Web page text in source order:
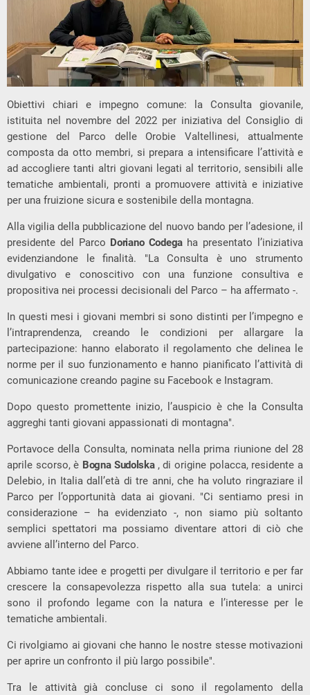
Obiettivi chiari e impegno comune: la Consulta giovanile,
istituita nel novembre del 2022 per iniziativa del Consiglio di
gestione del Parco delle Orobie Valtellinesi, attualmente
composta da otto membri, si prepara a intensificare l’attività e
ad accogliere tanti altri giovani legati al territorio, sensibili alle
tematiche ambientali, pronti a promuovere attività e iniziative
per una fruizione sicura e sostenibile della montagna.
Alla vigilia della pubblicazione del nuovo bando per l’adesione, il
presidente del Parco Doriano Codega ha presentato l’iniziativa
evidenziandone le finalità. "La Consulta è uno strumento
divulgativo e conoscitivo con una funzione consultiva e
propositiva nei processi decisionali del Parco – ha affermato -.
In questi mesi i giovani membri si sono distinti per l’impegno e
l’intraprendenza, creando le condizioni per allargare la
partecipazione: hanno elaborato il regolamento che delinea le
norme per il suo funzionamento e hanno pianificato l’attività di
comunicazione creando pagine su Facebook e Instagram.
Dopo questo promettente inizio, l’auspicio è che la Consulta
aggreghi tanti giovani appassionati di montagna".
Portavoce della Consulta, nominata nella prima riunione del 28
aprile scorso, è Bogna Sudolska , di origine polacca, residente a
Delebio, in Italia dall’età di tre anni, che ha voluto ringraziare il
Parco per l’opportunità data ai giovani. "Ci sentiamo presi in
considerazione – ha evidenziato -, non siamo più soltanto
semplici spettatori ma possiamo diventare attori di ciò che
avviene all’interno del Parco.
Abbiamo tante idee e progetti per divulgare il territorio e per far
crescere la consapevolezza rispetto alla sua tutela: a unirci
sono il profondo legame con la natura e l’interesse per le
tematiche ambientali.
Ci rivolgiamo ai giovani che hanno le nostre stesse motivazioni
per aprire un confronto il più largo possibile".
Tra le attività già concluse ci sono il regolamento della